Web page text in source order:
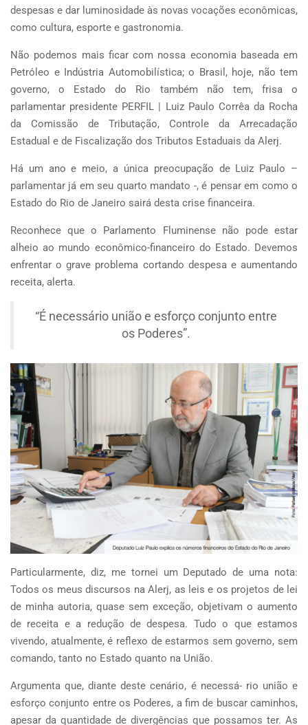
despesas e dar luminosidade às novas vocações econômicas,
como cultura, esporte e gastronomia.
Não podemos mais ficar com nossa economia baseada em
Petróleo e Indústria Automobilística; o Brasil, hoje, não tem
governo, o Estado do Rio também não tem, frisa o
parlamentar presidente PERFIL | Luiz Paulo Corrêa da Rocha
da Comissão de Tributação, Controle da Arrecadação
Estadual e de Fiscalização dos Tributos Estaduais da Alerj.
Há um ano e meio, a única preocupação de Luiz Paulo –
parlamentar já em seu quarto mandato -, é pensar em como o
Estado do Rio de Janeiro sairá desta crise financeira.
Reconhece que o Parlamento Fluminense não pode estar
alheio ao mundo econômico-financeiro do Estado. Devemos
enfrentar o grave problema cortando despesa e aumentando
receita, alerta.
“É necessário união e esforço conjunto entre
os Poderes”.
Particularmente, diz, me tornei um Deputado de uma nota:
Todos os meus discursos na Alerj, as leis e os projetos de lei
de minha autoria, quase sem exceção, objetivam o aumento
de receita e a redução de despesa. Tudo o que estamos
vivendo, atualmente, é reflexo de estarmos sem governo, sem
comando, tanto no Estado quanto na União.
Argumenta que, diante deste cenário, é necessá- rio união e
esforço conjunto entre os Poderes, a fim de buscar caminhos,
apesar da quantidade de divergências que possamos ter. As